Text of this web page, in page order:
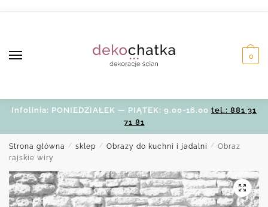
0
Infolinia: PONIEDZIAŁEK — PIĄTEK: 9.00-16.00 tel.: 881 31
71 81
Strona główna / sklep / Obrazy do kuchni i jadalni / Obraz
rajskie wiry